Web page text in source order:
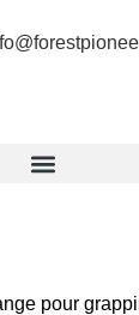
pour